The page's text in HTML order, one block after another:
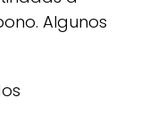
Algunos